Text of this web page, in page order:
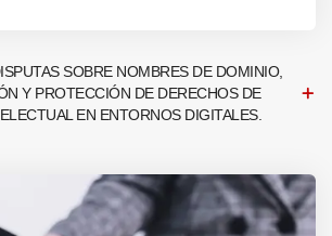
SOBRE NOMBRES DE DOMINIO,
Y PROTECCIÓN DE DERECHOS DE
EN ENTORNOS DIGITALES.